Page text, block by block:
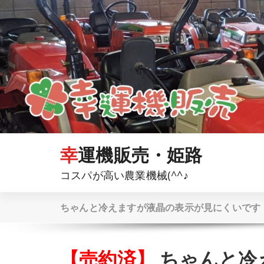
ン
テ
ン
ツ
へ
ス
キ
プ
幸運機販売・姫路
コスパが高い農業機械(^^♪
ちゃんと冷えますが液晶の表示が見にくいです
【売約済】 ちゃんと